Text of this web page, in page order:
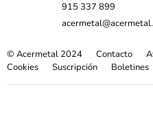
915 337 899
© Acermetal 2024 Contacto
Cookies
Suscripción Boletines